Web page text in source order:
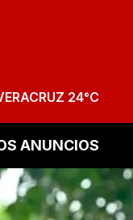
24°C
ANUNCIOS